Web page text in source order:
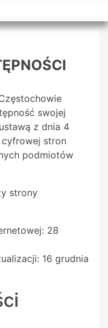
swojej
z dnia 4
stron
podmiotów
strony
28
16 grudnia